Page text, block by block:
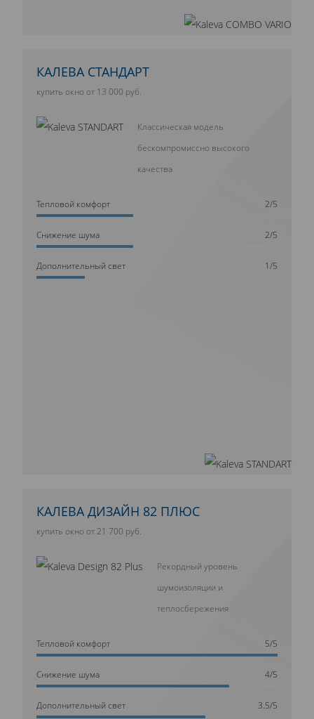
КАЛЕВА СТАНДАРТ
купить окно от 13 000 руб.
Классическая модель
бескомпромиссно высокого
качества
Тепловой комфорт 2/5
Cнижение шума 2/5
Дополнительный свет 1/5
КАЛЕВА ДИЗАЙН 82 ПЛЮС
купить окно от 21 700 руб.
Рекордный уровень
шумоизоляции и
теплосбережения
Тепловой комфорт 5/5
Cнижение шума 4/5
Дополнительный свет 3.5/5